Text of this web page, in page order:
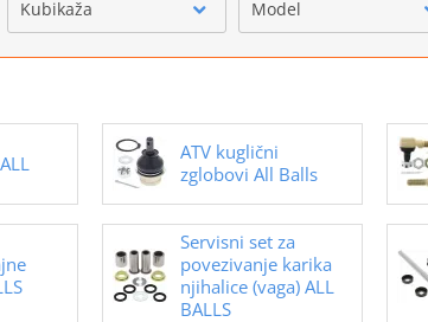
Kubikaža Model
ATV kuglični
zglobovi All Balls
Servisni set za
povezivanje karika
njihalice (vaga) ALL
BALLS